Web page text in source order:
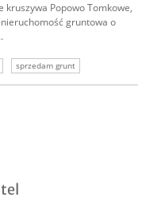
kruszywa Popowo Tomkowe,
gruntowa o
sprzedam grunt